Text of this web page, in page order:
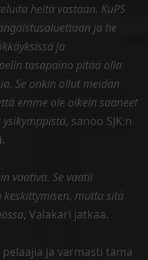
heitä vastaan. KuPS
ja he
ja
tasapaino pitää olla
Se onkin ollut meidän
emme ole oikein saaneet
, sanoo SJK:n
vaativa. Se vaatii
mutta sitä
, Valakari jatkaa.
ja varmasti tämä